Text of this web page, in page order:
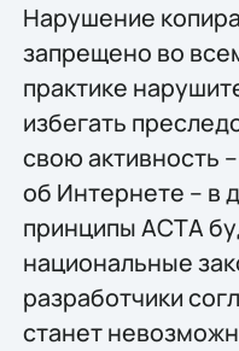
Нарушение
запрещено во
практике
избегать
свою активность
об Интернете – в
принципы ACTA
национальные
разработчики
станет